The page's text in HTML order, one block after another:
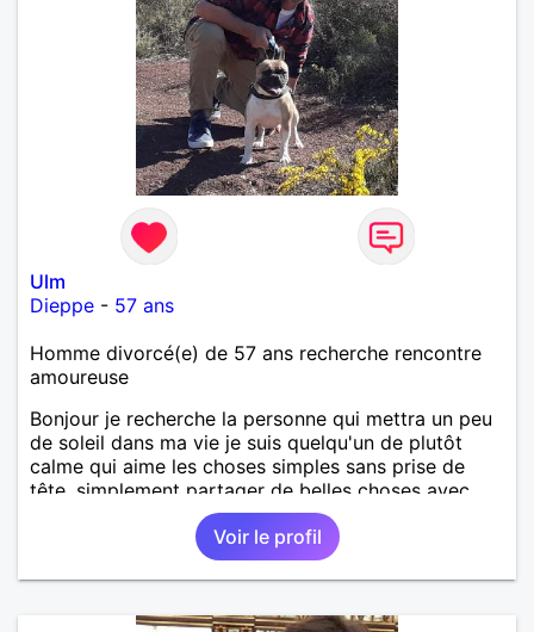
Ulm
Dieppe - 57 ans
Homme divorcé(e) de 57 ans recherche rencontre
amoureuse
Bonjour je recherche la personne qui mettra un peu
de soleil dans ma vie je suis quelqu'un de plutôt
calme qui aime les choses simples sans prise de
tête, simplement partager de belles choses avec
une personne qui me ressemble .
Voir le profil